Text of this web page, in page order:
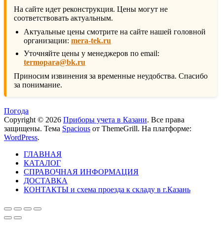
На сайте идет реконструкция. Цены могут не
соответствовать актуальным.
Актуальные цены смотрите на сайте нашей головной
организации: mera-tek.ru
Уточняйте цены у менеджеров по email:
termopara@bk.ru
Приносим извинения за временные неудобства. Спасибо
за понимание.
Погода
Copyright © 2026 Приборы учета в Казани. Все права
защищены. Тема Spacious от ThemeGrill. На платформе:
WordPress.
ГЛАВНАЯ
КАТАЛОГ
СПРАВОЧНАЯ ИНФОРМАЦИЯ
ДОСТАВКА
КОНТАКТЫ и схема проезда к складу в г.Казань